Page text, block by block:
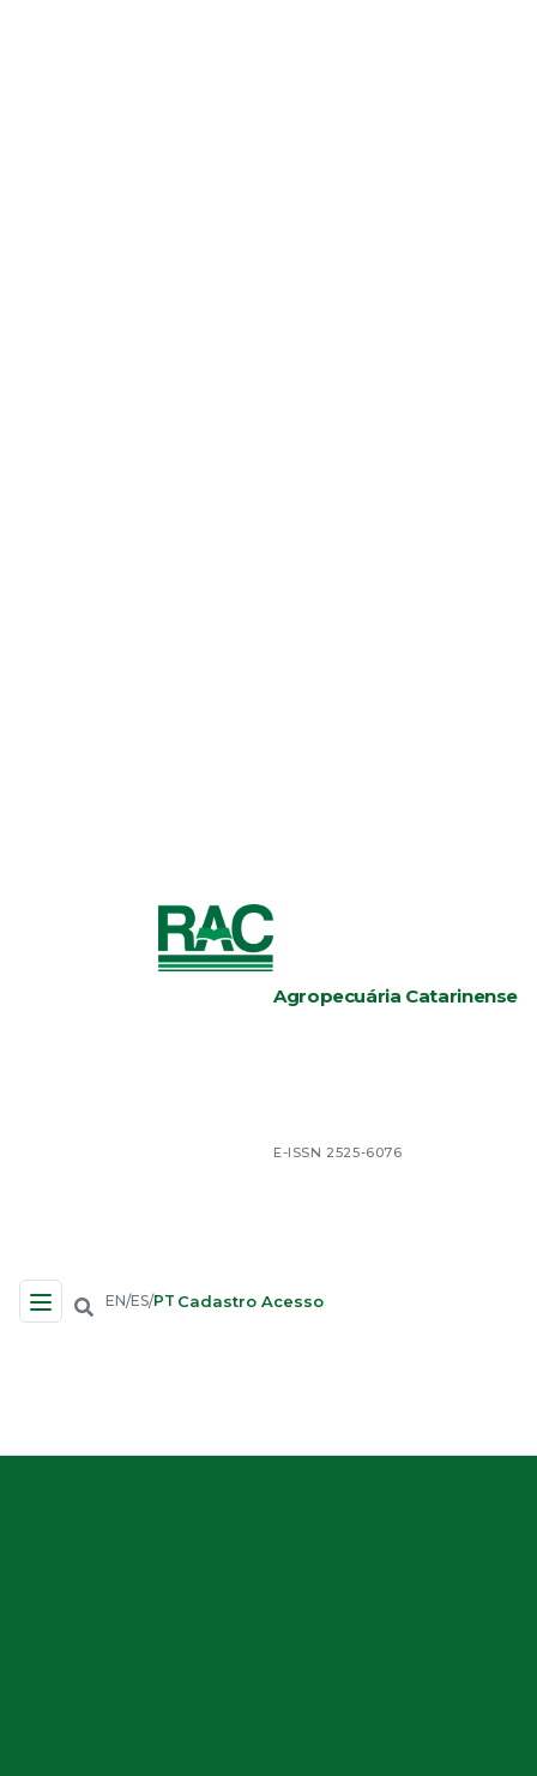
Agropecuária Catarinense
E-ISSN 2525-6076
Navegação no Site
EN/ES/PT Cadastro Acesso